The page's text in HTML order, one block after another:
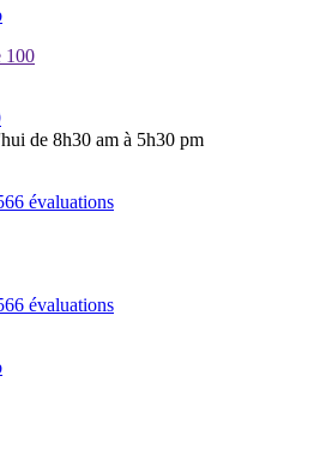
100
de 8h30 am à 5h30 pm
évaluations
évaluations